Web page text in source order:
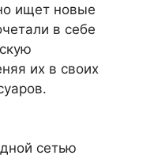
ищет новые
в себе
их в своих
сетью